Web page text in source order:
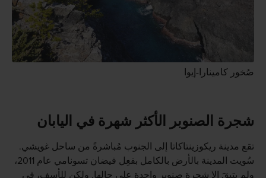
صُخور كامينارا-إيوا
شجرة الصنوبر الأكثر شهرة في اليابان
تقع مدينة ريكوزينتاكاتا إلى الجنوب مُباشرةً من ساحل غويشي.
سُويت المدينة بالأرض بالكامل بفعِل فيضان تسونامي عام 2011،
ولم يتبقَ إلا شجرة صنوبر واحِدة على حالِها. ولكن للأسف، في